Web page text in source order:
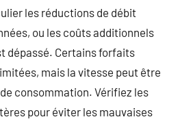
les réductions de débit
ou les coûts additionnels
dépassé. Certains forfaits
mais la vitesse peut être
consommation. Vérifiez les
pour éviter les mauvaises